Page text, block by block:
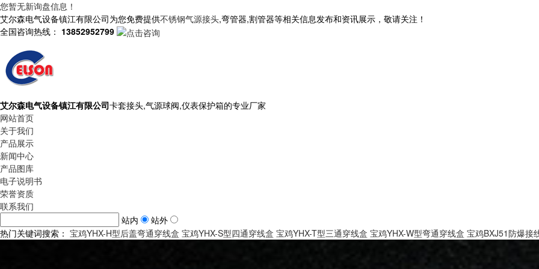
您暂无新询盘信息！
艾尔森电气设备镇江有限公司为您免费提供不锈钢气源接头,弯管器,割管器等相关信息发布和资讯展示，敬请关注！
全国咨询热线： 13852952799
艾尔森电气设备镇江有限公司卡套接头,气源球阀,仪表保护箱的专业厂家
网站首页
关于我们
产品展示
新闻中心
产品图库
电子说明书
荣誉资质
联系我们
站内
站外
热门关键词搜索： 宝鸡YHX-H型后盖弯通穿线盒 宝鸡YHX-S型四通穿线盒 宝鸡YHX-T型三通穿线盒 宝鸡YHX-W型弯通穿线盒 宝鸡BXJ51防爆接